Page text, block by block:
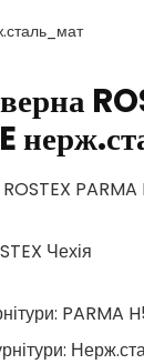
Чехія
PARMA